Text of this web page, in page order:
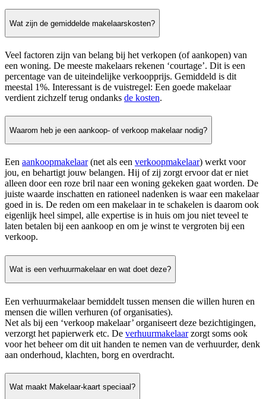
Wat zijn de gemiddelde makelaarskosten?
Veel factoren zijn van belang bij het verkopen (of aankopen) van
een woning. De meeste makelaars rekenen ‘courtage’. Dit is een
percentage van de uiteindelijke verkoopprijs. Gemiddeld is dit
meestal 1%. Interessant is de vuistregel: Een goede makelaar
verdient zichzelf terug ondanks de kosten.
Waarom heb je een aankoop- of verkoop makelaar nodig?
Een aankoopmakelaar(net als een verkoopmakelaar) werkt voor
jou, en behartigt jouw belangen. Hij of zij zorgt ervoor dat er niet
alleen door een roze bril naar een woning gekeken gaat worden. De
juiste waarde inschatten en rationeel nadenken is waar een makelaar
goed in is. De reden om een makelaar in te schakelen is daarom ook
eigenlijk heel simpel, alle expertise is in huis om jou niet teveel te
laten betalen bij een aankoop en om je winst te vergroten bij een
verkoop.
Wat is een verhuurmakelaar en wat doet deze?
Een verhuurmakelaar bemiddelt tussen mensen die willen huren en
mensen die willen verhuren (of organisaties).
Net als bij een ‘verkoop makelaar’ organiseert deze bezichtigingen,
verzorgt het papierwerk etc. De verhuurmakelaarzorgt soms ook
voor het beheer om dit uit handen te nemen van de verhuurder, denk
aan onderhoud, klachten, borg en overdracht.
Wat maakt Makelaar-kaart speciaal?